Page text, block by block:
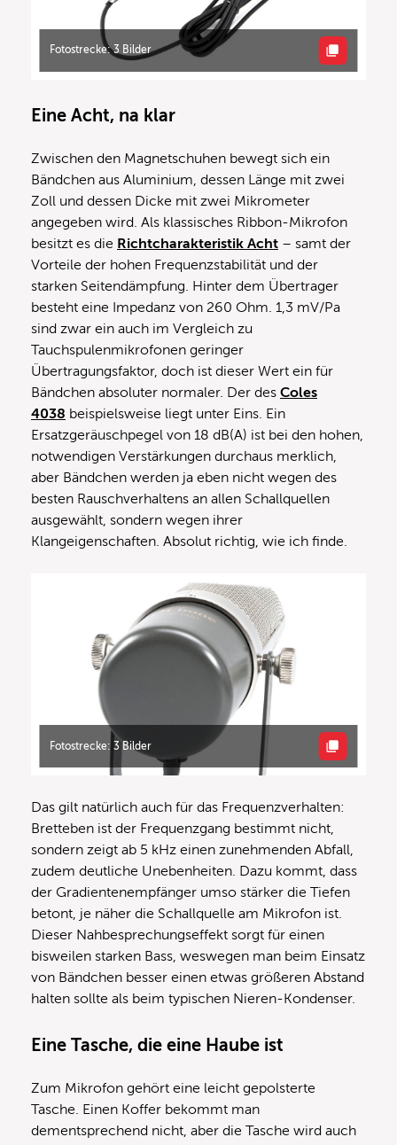
Fotostrecke: 3 Bilder
Eine Acht, na klar
Zwischen den Magnetschuhen bewegt sich ein
Bändchen aus Aluminium, dessen Länge mit zwei
Zoll und dessen Dicke mit zwei Mikrometer
angegeben wird. Als klassisches Ribbon-Mikrofon
besitzt es die Richtcharakteristik Acht – samt der
Vorteile der hohen Frequenzstabilität und der
starken Seitendämpfung. Hinter dem Übertrager
besteht eine Impedanz von 260 Ohm. 1,3 mV/Pa
sind zwar ein auch im Vergleich zu
Tauchspulenmikrofonen geringer
Übertragungsfaktor, doch ist dieser Wert ein für
Bändchen absoluter normaler. Der des Coles
4038 beispielsweise liegt unter Eins. Ein
Ersatzgeräuschpegel von 18 dB(A) ist bei den hohen,
notwendigen Verstärkungen durchaus merklich,
aber Bändchen werden ja eben nicht wegen des
besten Rauschverhaltens an allen Schallquellen
ausgewählt, sondern wegen ihrer
Klangeigenschaften. Absolut richtig, wie ich finde.
Fotostrecke: 3 Bilder
Das gilt natürlich auch für das Frequenzverhalten:
Bretteben ist der Frequenzgang bestimmt nicht,
sondern zeigt ab 5 kHz einen zunehmenden Abfall,
zudem deutliche Unebenheiten. Dazu kommt, dass
der Gradientenempfänger umso stärker die Tiefen
betont, je näher die Schallquelle am Mikrofon ist.
Dieser Nahbesprechungseffekt sorgt für einen
bisweilen starken Bass, weswegen man beim Einsatz
von Bändchen besser einen etwas größeren Abstand
halten sollte als beim typischen Nieren-Kondenser.
Eine Tasche, die eine Haube ist
Zum Mikrofon gehört eine leicht gepolsterte
Tasche. Einen Koffer bekommt man
dementsprechend nicht, aber die Tasche wird auch